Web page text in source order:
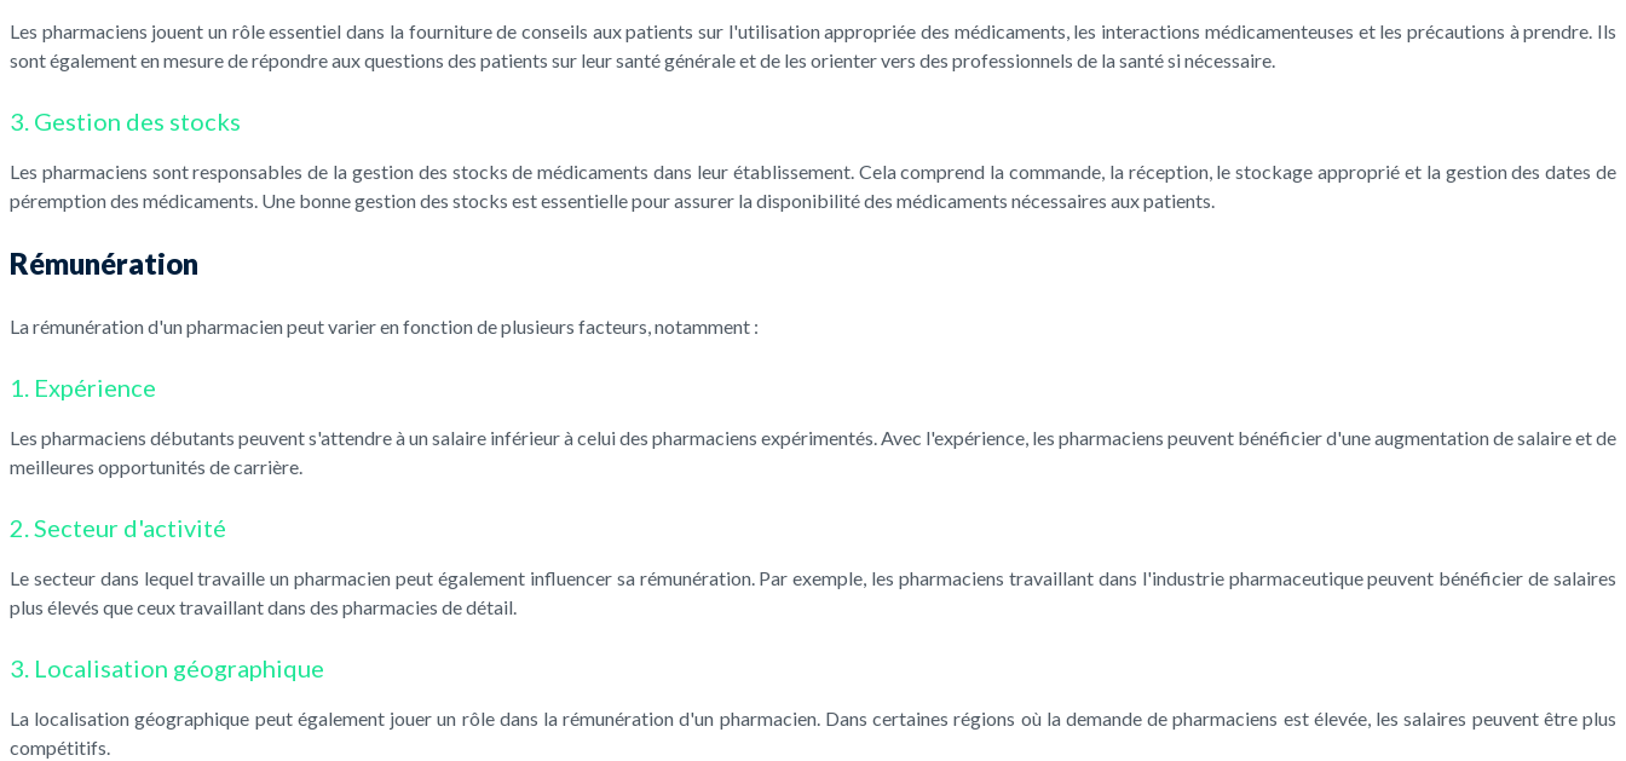
Les pharmaciens jouent un rôle essentiel dans la fourniture de conseils aux patients sur l'utilisation appropriée des médicaments, les interactions médicamenteuses et les précautions à prendre. Ils
sont également en mesure de répondre aux questions des patients sur leur santé générale et de les orienter vers des professionnels de la santé si nécessaire.
3. Gestion des stocks
Les pharmaciens sont responsables de la gestion des stocks de médicaments dans leur établissement. Cela comprend la commande, la réception, le stockage approprié et la gestion des dates de
péremption des médicaments. Une bonne gestion des stocks est essentielle pour assurer la disponibilité des médicaments nécessaires aux patients.
Rémunération
La rémunération d'un pharmacien peut varier en fonction de plusieurs facteurs, notamment :
1. Expérience
Les pharmaciens débutants peuvent s'attendre à un salaire inférieur à celui des pharmaciens expérimentés. Avec l'expérience, les pharmaciens peuvent bénéficier d'une augmentation de salaire et de
meilleures opportunités de carrière.
2. Secteur d'activité
Le secteur dans lequel travaille un pharmacien peut également influencer sa rémunération. Par exemple, les pharmaciens travaillant dans l'industrie pharmaceutique peuvent bénéficier de salaires
plus élevés que ceux travaillant dans des pharmacies de détail.
3. Localisation géographique
La localisation géographique peut également jouer un rôle dans la rémunération d'un pharmacien. Dans certaines régions où la demande de pharmaciens est élevée, les salaires peuvent être plus
compétitifs.